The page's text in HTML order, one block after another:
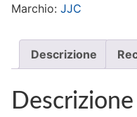
Marchio: JJC
Descrizione
Descrizione